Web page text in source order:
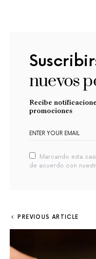
nuevos
Recibe
promociones
Marcando esta
de acuerdo con
PREVIOUS ARTICLE